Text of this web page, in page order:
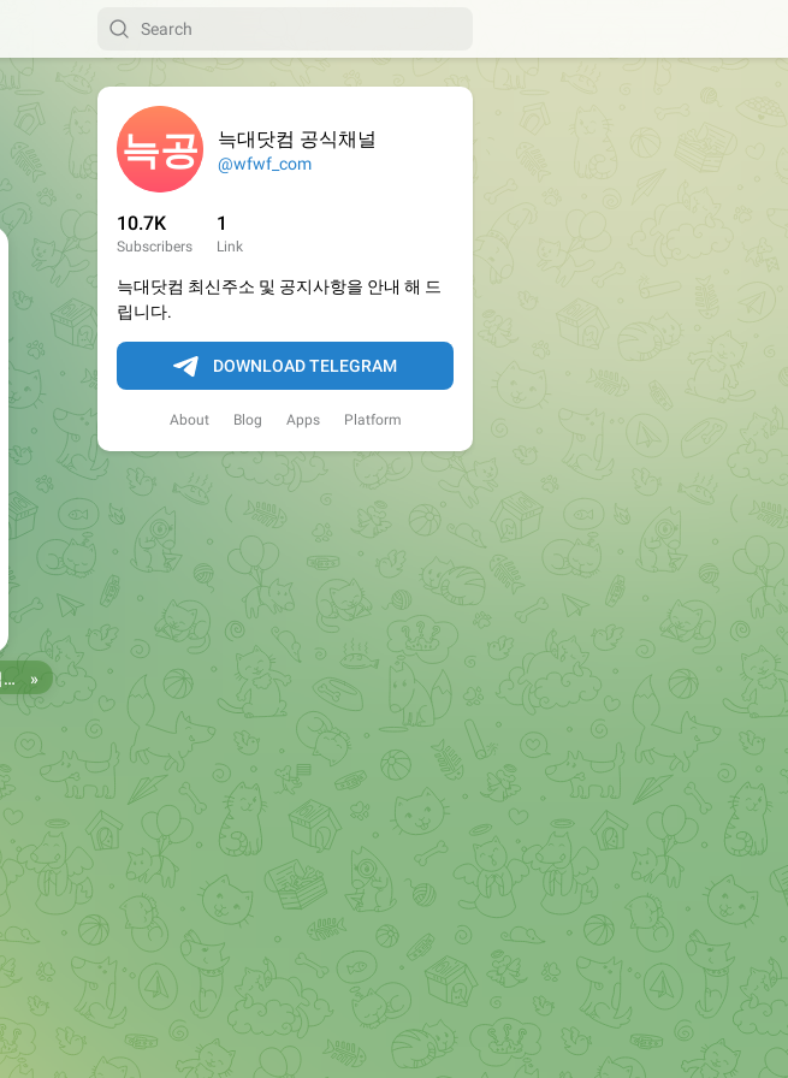
늑대닷컴 공식채널
@wfwf_com
10.7K
Subscribers
1
Link
늑대닷컴 최신주소 및 공지사항을 안내 해 드
립니다.
DOWNLOAD TELEGRAM
About Blog Apps Platform
사이트 이용 중 발생하는 오류 또는 접속 불가 현상은 제보 부탁드립니다. 리뉴얼 전의 늑대닷컴을 원하시는 분들은 늑대닷컴2로 이용 바랍니다. 항상 늑대닷컴을 찾아주셔서 감사합니다. 늑대닷컴 주소 https://wfwf436.com 늑대닷컴2 주소 https://wftoon223.com »